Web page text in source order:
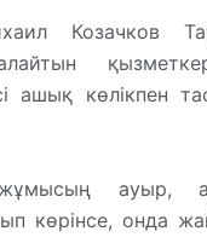
Козачков
ашық көлікпен
ауыр,
көрінсе, онда